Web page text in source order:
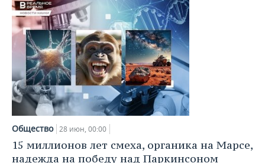
Общество 28 июн, 00:00
15 миллионов лет смеха, органика на Марсе,
надежда на победу над Паркинсоном